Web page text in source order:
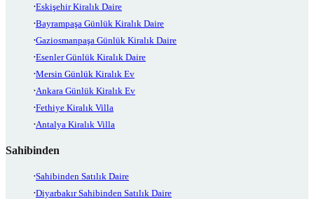
Eskişehir Kiralık Daire
Bayrampaşa Günlük Kiralık Daire
Gaziosmanpaşa Günlük Kiralık Daire
Esenler Günlük Kiralık Daire
Mersin Günlük Kiralık Ev
Ankara Günlük Kiralık Ev
Fethiye Kiralık Villa
Antalya Kiralık Villa
Sahibinden
Sahibinden Satılık Daire
Diyarbakır Sahibinden Satılık Daire